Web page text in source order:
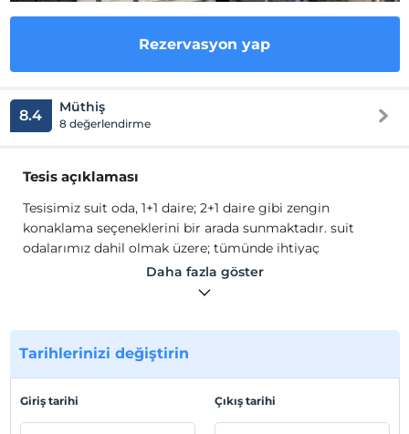
Rezervasyon yap
8.4 Müthiş
8 değerlendirme
Tesis açıklaması
Tesisimiz suit oda, 1+1 daire; 2+1 daire gibi zengin
konaklama seçeneklerini bir arada sunmaktadır. suit
odalarımız dahil olmak üzere; tümünde ihtiyaç
duyacağınız başta beyaz eşya (buzdolabı,ocak,çamaşır ve
bulaşık makinesi,su ısıtıcı ve pratik kahve makinesi,ütü)
yanı sıra oda temizliği, havlu hizmeti 24 saat resepsiyon
hizmeti vermektedir.
odalarımız dahil olmak üzere; tümünde ihtiyaç
duyacağınız başta beyaz eşya (buzdolabı,ocak,çamaşır ve
Daha fazla göster
Tarihlerinizi değiştirin
Giriş tarihi Çıkış tarihi